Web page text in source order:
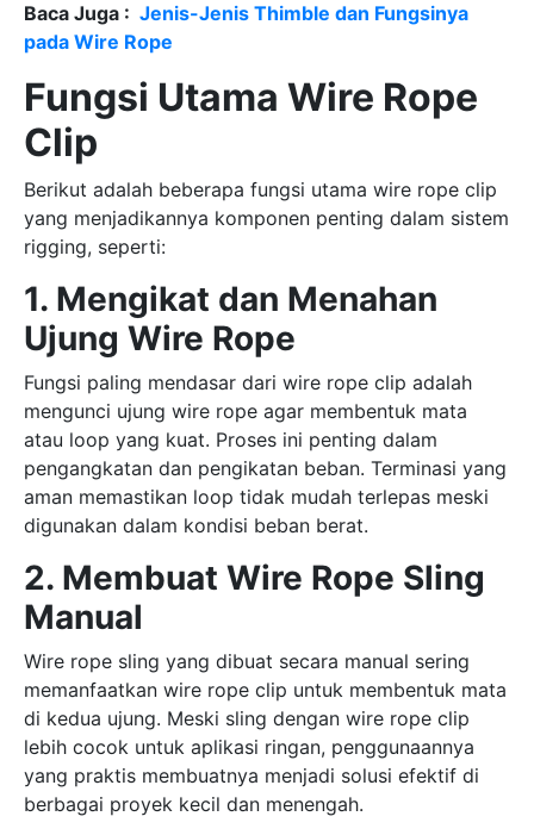
Baca Juga : Jenis-Jenis Thimble dan Fungsinya
pada Wire Rope
Fungsi Utama Wire Rope
Clip
Berikut adalah beberapa fungsi utama wire rope clip
yang menjadikannya komponen penting dalam sistem
rigging, seperti:
1. Mengikat dan Menahan
Ujung Wire Rope
Fungsi paling mendasar dari wire rope clip adalah
mengunci ujung wire rope agar membentuk mata
atau loop yang kuat. Proses ini penting dalam
pengangkatan dan pengikatan beban. Terminasi yang
aman memastikan loop tidak mudah terlepas meski
digunakan dalam kondisi beban berat.
2. Membuat Wire Rope Sling
Manual
Wire rope sling yang dibuat secara manual sering
memanfaatkan wire rope clip untuk membentuk mata
di kedua ujung. Meski sling dengan wire rope clip
lebih cocok untuk aplikasi ringan, penggunaannya
yang praktis membuatnya menjadi solusi efektif di
berbagai proyek kecil dan menengah.